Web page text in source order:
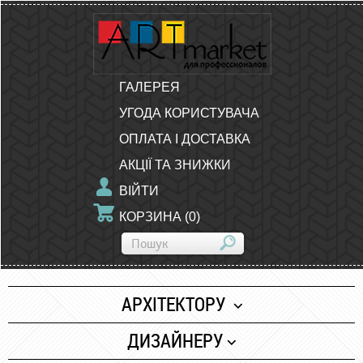
ГАЛЕРЕЯ
УГОДА КОРИСТУВАЧА
ОПЛАТА І ДОСТАВКА
АКЦІЇ ТА ЗНИЖКИ
ВІЙТИ
КОРЗИНА (0)
АРХІТЕКТОРУ
Папір
ДИЗАЙНЕРУ